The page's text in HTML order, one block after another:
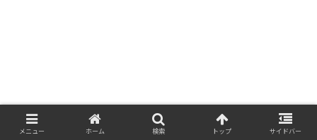
メニュー ホーム 検索 トップ サイドバー